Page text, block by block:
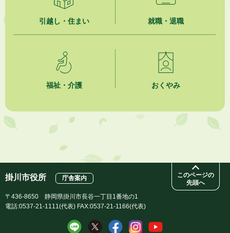
2026年8月4日
夏季休暇期間 開業医等診療予定
「水道カルテ」の公表について
2026年8月3日
引越し・住まい 就職・退職
福祉・介護 おくやみ
このページの
先頭へ
掛川市役所 庁舎案内
〒436-8650 静岡県掛川市長谷一丁目1番地の1
電話:0537-21-1111(代表) FAX:0537-21-1166(代表)